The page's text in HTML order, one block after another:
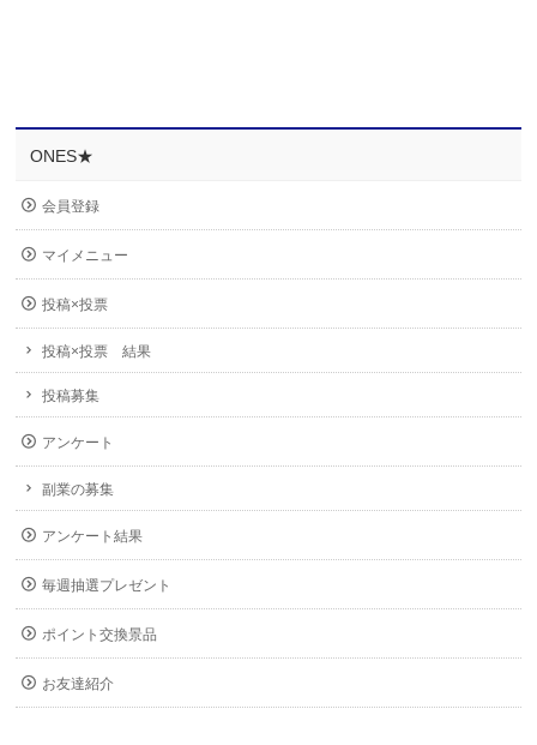
ONES★
会員登録
マイメニュー
投稿×投票
投稿×投票 結果
投稿募集
アンケート
副業の募集
アンケート結果
毎週抽選プレゼント
ポイント交換景品
お友達紹介